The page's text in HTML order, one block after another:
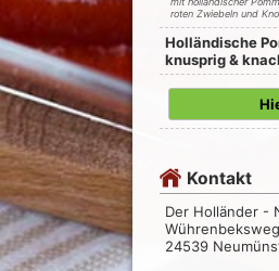
roten Zwiebeln und
Holländische
knusprig &
Kontakt
Der Holländer -
24539